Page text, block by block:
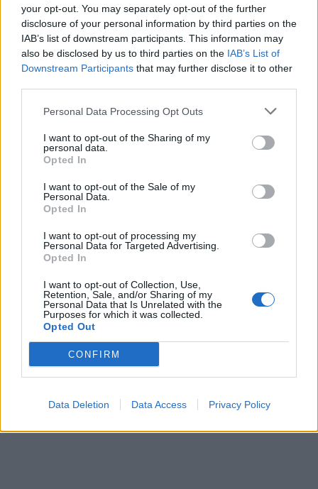
your opt-out. You may separately opt-out of the further
disclosure of your personal information by third parties on the
IAB’s list of downstream participants. This information may
also be disclosed by us to third parties on the IAB’s List of
Downstream Participants that may further disclose it to other
Personal Data Processing Opt Outs
I want to opt-out of the Sharing of my
personal data.
Opted In
I want to opt-out of the Sale of my
Personal Data.
Opted In
I want to opt-out of processing my
Personal Data for Targeted Advertising.
Opted In
I want to opt-out of Collection, Use,
Retention, Sale, and/or Sharing of my
Personal Data that Is Unrelated with the
Purposes for which it was collected.
Opted Out
CONFIRM
Data Deletion Data Access Privacy Policy
Pour en consommer, vous devez les broyer en poudre très fine. Vous
Et ne vous inquiétez pas, car cette poudre ne change en rien le goût des
aliments…